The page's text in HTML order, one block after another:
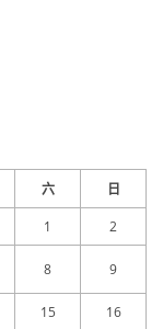
六 日
1 2
8 9
15
16